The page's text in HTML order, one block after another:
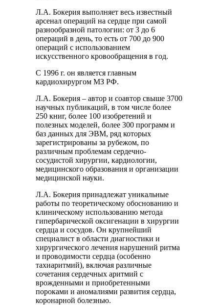
Л.А. Бокерия выполняет весь известный
арсенал операций на сердце при самой
разнообразной патологии: от 3 до 6
операций в день, то есть от 700 до 900
операций с использованием
искусственного кровообращения в год.
С 1996 г. он является главным
кардиохирургом МЗ РФ.
Л.А. Бокерия – автор и соавтор свыше 3700
научных публикаций, в том числе более
250 книг, более 100 изобретений и
полезных моделей, более 300 программ и
баз данных для ЭВМ, ряд которых
зарегистрированы за рубежом, по
различным проблемам сердечно-
сосудистой хирургии, кардиологии,
медицинского образования и организации
медицинской науки.
Л.А. Бокерия принадлежат уникальные
работы по теоретическому обоснованию и
клиническому использованию метода
гипербарической оксигенации в хирургии
сердца и сосудов. Он крупнейший
специалист в области диагностики и
хирургического лечения нарушений ритма
и проводимости сердца (особенно
тахиаритмий), включая различные
сочетания сердечных аритмий с
врожденными и приобретенными
пороками и аномалиями развития сердца,
коронарной болезнью.